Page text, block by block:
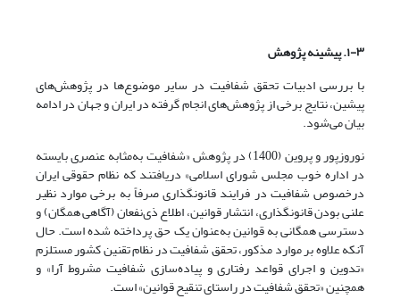
۱-۳. پیشینه پژوهش
با بررسی ادبیات تحقق شفافیت در سایر موضوع‌ها در پژوهش‌های
پیشین، نتایج برخی از پژوهش‌های انجام گرفته در ایران و جهان در ادامه
بیان می‌شود.
نوروزپور و پروین (1400) در پژوهش «شفافیت به‌مثابه عنصری بایسته
در اداره خوب مجلس شورای اسلامی» دریافتند که نظام حقوقی ایران
درخصوص شفافیت در فرایند قانونگذاری صرفاً به برخی موارد نظیر
علنی بودن قانونگذاری، انتشار قوانین، اطلاع ذی‌نفعان (آگاهی همگان) و
دسترسی همگانی به قوانین به‌عنوان یک حق پرداخته شده ‌است. حال
آنکه علاوه بر موارد مذکور، تحقق شفافیت در نظام تقنین کشور مستلزم
«تدوین و اجرای قواعد رفتاری و پیاده‌سازی شفافیت مشروط آرا» و
همچنین «تحقق شفافیت در راستای تنقیح قوانین» است.